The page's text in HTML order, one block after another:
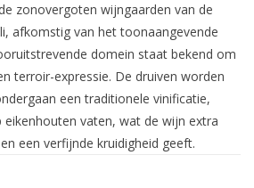
zonovergoten wijngaarden van de
afkomstig van het toonaangevende
domein staat bekend om
terroir-expressie. De druiven worden
een traditionele vinificatie,
vaten, wat de wijn extra
een verfijnde kruidigheid geeft.